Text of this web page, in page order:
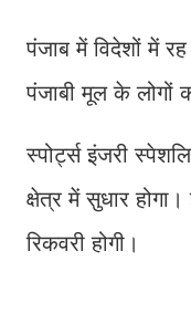
पंजाब में विदेशों में
पंजाबी मूल के लोगों
स्पोर्ट्स इंजरी
क्षेत्र में सुधार
रिकवरी होगी।